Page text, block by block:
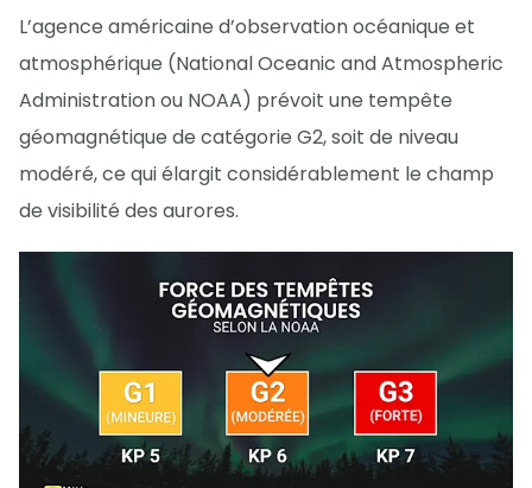
L’agence américaine d’observation océanique et
atmosphérique (National Oceanic and Atmospheric
Administration ou NOAA) prévoit une tempête
géomagnétique de catégorie G2, soit de niveau
modéré, ce qui élargit considérablement le champ
de visibilité des aurores.